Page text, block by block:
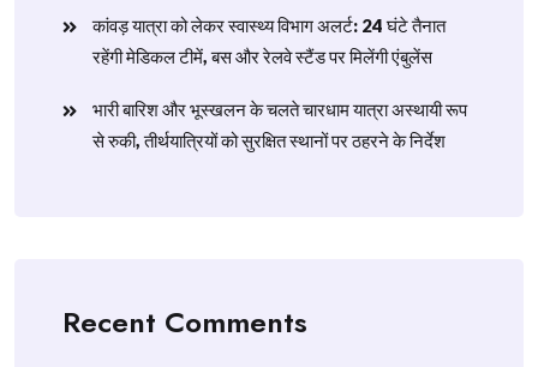
​कांवड़ यात्रा को लेकर स्वास्थ्य विभाग अलर्ट: 24 घंटे तैनात
रहेंगी मेडिकल टीमें, बस और रेलवे स्टैंड पर मिलेंगी एंबुलेंस
​भारी बारिश और भूस्खलन के चलते चारधाम यात्रा अस्थायी रूप
से रुकी, तीर्थयात्रियों को सुरक्षित स्थानों पर ठहरने के निर्देश
Recent Comments